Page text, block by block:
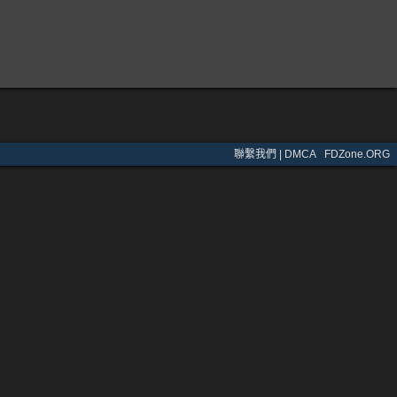
聯繫我們 | DMCA· FDZone.ORG